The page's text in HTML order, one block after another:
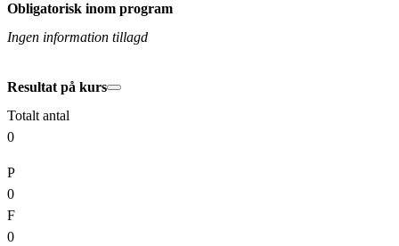
Obligatorisk inom program
Ingen information tillagd
Resultat på kurs
Totalt antal
0
P
0
F
0